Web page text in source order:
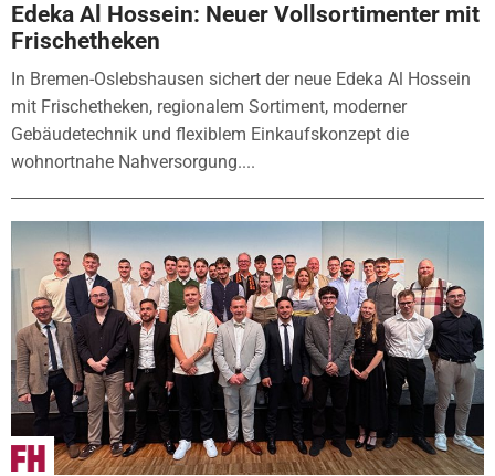
Edeka Al Hossein: Neuer Vollsortimenter mit
Frischetheken
In Bremen-Oslebshausen sichert der neue Edeka Al Hossein
mit Frischetheken, regionalem Sortiment, moderner
Gebäudetechnik und flexiblem Einkaufskonzept die
wohnortnahe Nahversorgung....